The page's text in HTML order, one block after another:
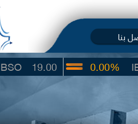
بنا
IBTF
0.00%